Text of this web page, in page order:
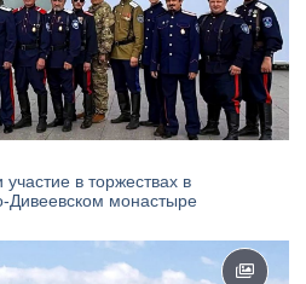
в торжествах в
монастыре